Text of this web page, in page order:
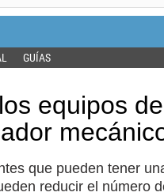
GUÍAS
equipos de
que pueden tener
reducir el número